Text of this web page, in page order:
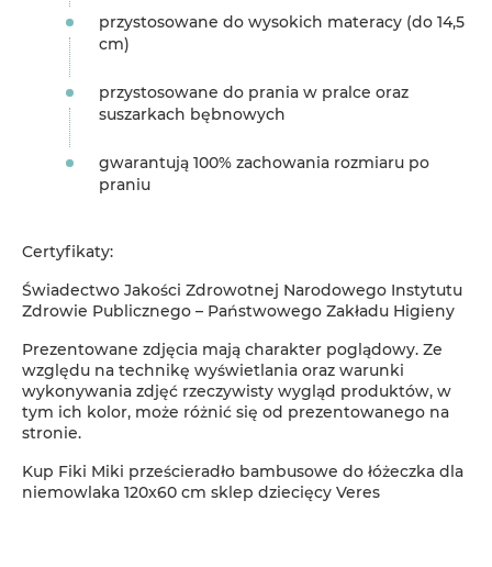
przystosowane do wysokich materacy (do 14,5
cm)
przystosowane do prania w pralce oraz
suszarkach bębnowych
gwarantują 100% zachowania rozmiaru po
praniu
Certyfikaty:
Świadectwo Jakości Zdrowotnej Narodowego Instytutu
Zdrowie Publicznego – Państwowego Zakładu Higieny
Prezentowane zdjęcia mają charakter poglądowy. Ze
względu na technikę wyświetlania oraz warunki
wykonywania zdjęć rzeczywisty wygląd produktów, w
tym ich kolor, może różnić się od prezentowanego na
stronie.
Kup Fiki Miki prześcieradło bambusowe do łóżeczka dla
niemowlaka 120x60 cm sklep dziecięcy Veres